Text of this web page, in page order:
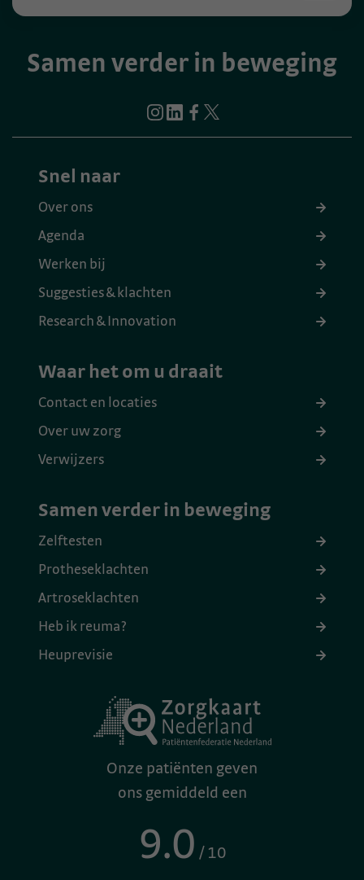
Samen verder in beweging
Snel naar
Over ons
Agenda
Werken bij
Suggesties & klachten
Research & Innovation
Waar het om u draait
Contact en locaties
Over uw zorg
Verwijzers
Samen verder in beweging
Zelftesten
Protheseklachten
Artroseklachten
Heb ik reuma?
Heuprevisie
Onze patiënten geven
ons gemiddeld een
9.0 / 10